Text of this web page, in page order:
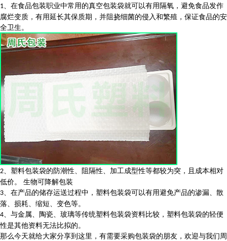
1、在食品包装职业中常用的真空包装袋就可以有用隔氧，避免食品发作
腐烂变质，有用延长其保质期，并阻挠细菌的侵入和繁殖，保证食品的安
全卫生。
2、塑料包装袋的防潮性、阻隔性、加工成型性等都较为突，且成本相对
低价。
生物可降解包装
3、在产品的储存运送过程中，塑料包装袋可以有用避免产品的渗漏、散
落、损耗、缩短、变色等。
4、与金属、陶瓷、玻璃等传统塑料包装袋资料比较，塑料包装袋的轻便
性是其他资料无法比拟的。
那么今天就给大家分享到这里，有需要采购包装袋的朋友，欢迎与我们周